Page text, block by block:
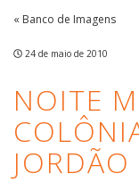
|
APCEF/SP
« Banco de Imagens
24 de maio de 2010
NOITE
JORDÃO